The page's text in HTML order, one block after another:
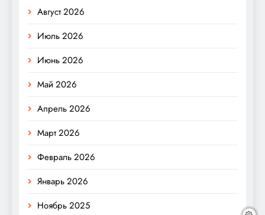
Август 2026
Июль 2026
Июнь 2026
Май 2026
Апрель 2026
Март 2026
Февраль 2026
Январь 2026
Ноябрь 2025